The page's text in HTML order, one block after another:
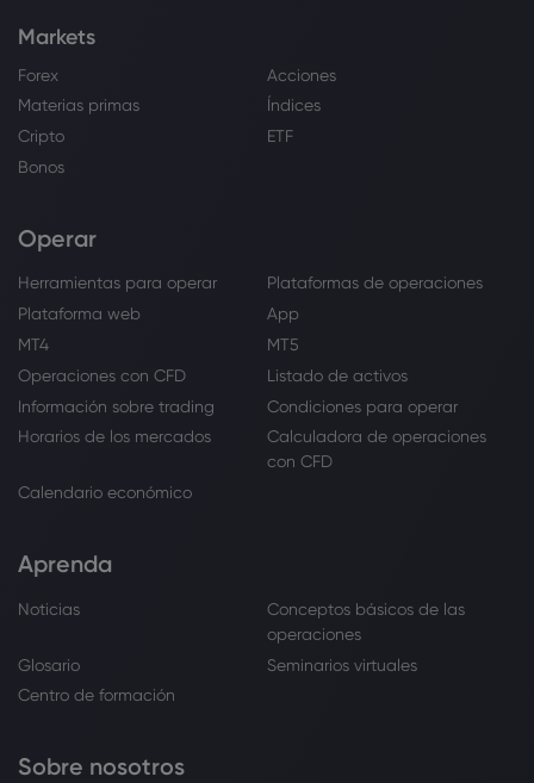
Markets
Forex
Acciones
Materias primas
Índices
Cripto
ETF
Bonos
Operar
Herramientas para operar
Plataformas de operaciones
Plataforma web
App
MT4
MT5
Operaciones con CFD
Listado de activos
Información sobre trading
Condiciones para operar
Horarios de los mercados
Calculadora de operaciones
con CFD
Calendario económico
Aprenda
Noticias
Conceptos básicos de las
operaciones
Glosario
Seminarios virtuales
Centro de formación
Sobre nosotros